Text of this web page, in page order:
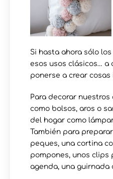
Si hasta ahora sólo
esos usos clásicos… a
ponerse a crear
Para decorar
como bolsos, aros o
del hogar como
También para
peques, una cortina
pompones, unos clips
agenda, una guirnada